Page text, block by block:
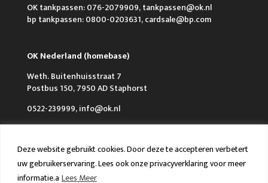
Deze website gebruikt cookies. Door deze te accepteren verbetert
uw gebruikerservaring. Lees ook onze privacyverklaring voor meer
informatie.a Lees Meer
OK tankpassen: 076-2079909, tankpassen@ok.nl
bp tankpassen: 0800-0203631, cardsale@bp.com
OK Nederland (homebase)
Weth. Buitenhuisstraat 7
Postbus 150, 7950 AD Staphorst
0522-239999, info@ok.nl